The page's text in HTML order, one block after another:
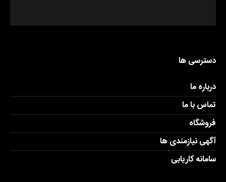
دسترسی ها
درباره ما
تماس با ما
فروشگاه
آگهی نیازمندی ها
سامانه کاریابی